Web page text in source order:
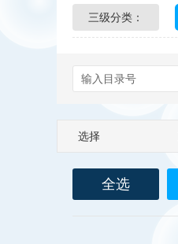
三级分类：
选择
全选